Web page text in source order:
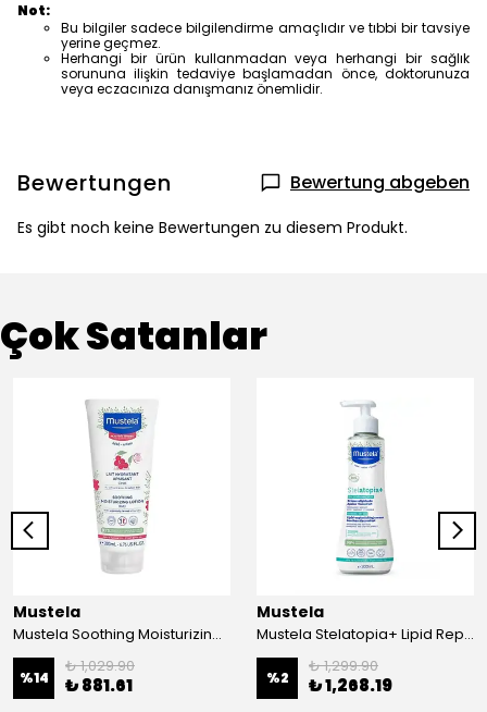
Not:
Bu bilgiler sadece bilgilendirme amaçlıdır ve tıbbi bir tavsiye
yerine geçmez.
Herhangi bir ürün kullanmadan veya herhangi bir sağlık
sorununa ilişkin tedaviye başlamadan önce, doktorunuza
veya eczacınıza danışmanız önemlidir.
Bewertungen Bewertung abgeben
Es gibt noch keine Bewertungen zu diesem Produkt.
Çok Satanlar
Mustela
Mustela Soothing Moisturizing Lotion 200ml
%14
₺ 1,029.90
₺ 881.61
Mustela
Mustela Stelatopia+ Lipid Replenishing Cream 300 ml
%2
₺ 1,299.90
₺ 1,268.19